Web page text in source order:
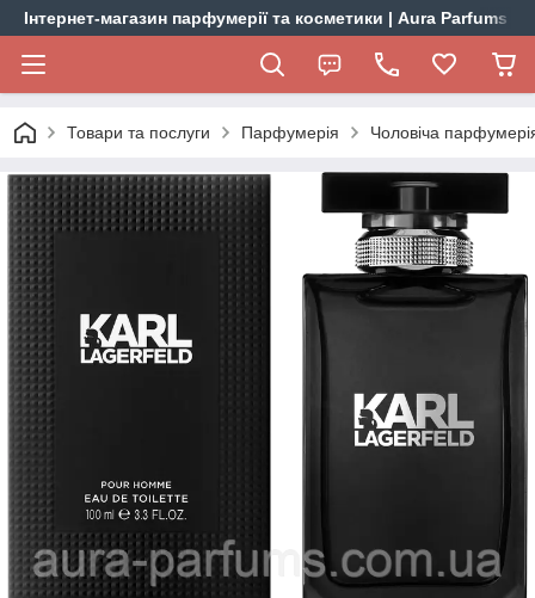
Інтернет-магазин парфумерії та косметики | Aura Parfums
Товари та послуги Парфумерія Чоловіча